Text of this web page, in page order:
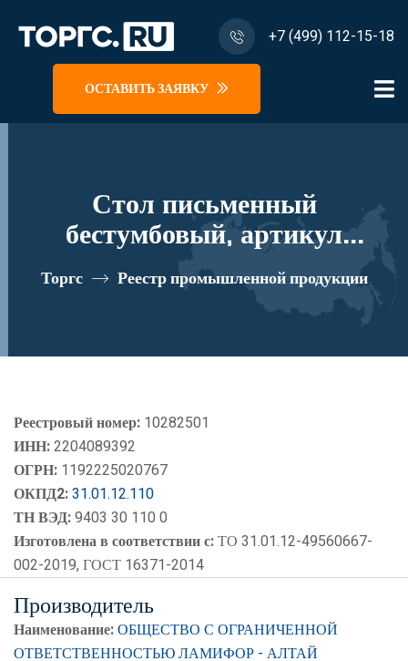
+7 (499) 112-15-18
ОСТАВИТЬ ЗАЯВКУ
Стол письменный
бестумбовый, артикул
№012/2019 реестровый номер
10282501
Торгс Реестр промышленной продукции
Реестровый номер: 10282501
ИНН:2204089392
ОГРН: 1192225020767
ОКПД2:31.01.12.110
ТН ВЭД:9403 30 110 0
Изготовлена в соответствии с:ТО 31.01.12-49560667-
002-2019, ГОСТ 16371-2014
Производитель
Наименование:ОБЩЕСТВО С ОГРАНИЧЕННОЙ
ОТВЕТСТВЕННОСТЬЮ ЛАМИФОР - АЛТАЙ